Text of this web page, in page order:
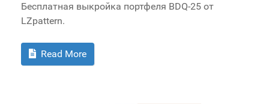
Бесплатная выкройка портфеля BDQ-25 от
LZpattern.
Read More